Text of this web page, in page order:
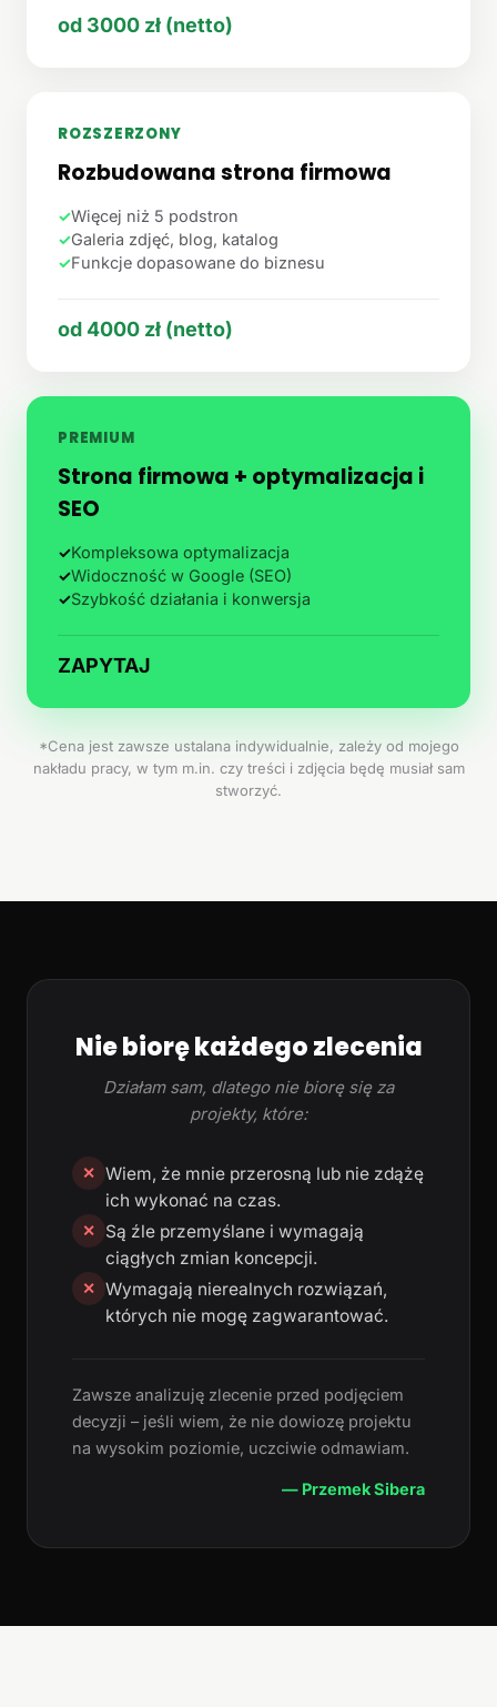
od 3000 zł (netto)
ROZSZERZONY
Rozbudowana strona firmowa
✓Więcej niż 5 podstron
✓Galeria zdjęć, blog, katalog
✓Funkcje dopasowane do biznesu
od 4000 zł (netto)
PREMIUM
Strona firmowa + optymalizacja i
SEO
✓Kompleksowa optymalizacja
✓Widoczność w Google (SEO)
✓Szybkość działania i konwersja
ZAPYTAJ
*Cena jest zawsze ustalana indywidualnie, zależy od mojego
nakładu pracy, w tym m.in. czy treści i zdjęcia będę musiał sam
stworzyć.
Nie biorę każdego zlecenia
Działam sam, dlatego nie biorę się za
projekty, które:
✕ Wiem, że mnie przerosną lub nie zdążę
ich wykonać na czas.
✕
Są źle przemyślane i wymagają
ciągłych zmian koncepcji.
✕ Wymagają nierealnych rozwiązań,
których nie mogę zagwarantować.
Zawsze analizuję zlecenie przed podjęciem
decyzji – jeśli wiem, że nie dowiozę projektu
na wysokim poziomie, uczciwie odmawiam.
— Przemek Sibera